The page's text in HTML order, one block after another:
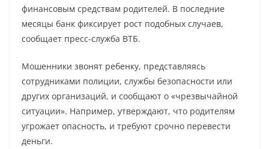
финансовым средствам родителей. В последние
месяцы банк фиксирует рост подобных случаев,
сообщает пресс-служба ВТБ.
Мошенники звонят ребенку, представляясь
сотрудниками полиции, службы безопасности или
других организаций, и сообщают о «чрезвычайной
ситуации». Например, утверждают, что родителям
угрожает опасность, и требуют срочно перевести
деньги.